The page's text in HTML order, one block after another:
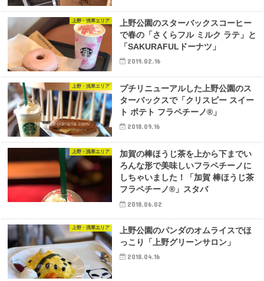
上野・浅草エリア
上野公園のスターバックスコーヒー
で春の「さくらフル ミルク ラテ」と
「SAKURAFULドーナツ」
2019.02.16
上野・浅草エリア
プチリニューアルした上野公園のス
ターバックスで「クリスピー スイー
ト ポテト フラペチーノ®」
2018.09.16
上野・浅草エリア
加賀の棒ほうじ茶を上から下までい
ろんな形で美味しいフラペチーノに
しちゃいました！「加賀 棒ほうじ茶
フラペチーノ®」スタバ
2018.06.02
上野・浅草エリア
上野公園のパンダのオムライスでほ
っこり「上野グリーンサロン」
2018.04.16